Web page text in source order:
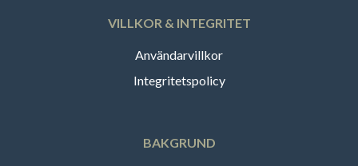
VILLKOR & INTEGRITET
Användarvillkor
Integritetspolicy
BAKGRUND